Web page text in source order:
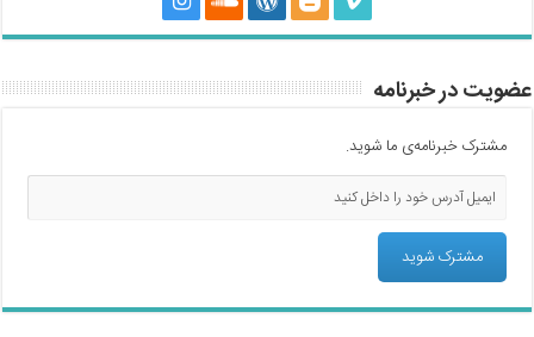
عضویت در خبرنامه
مشترک خبرنامه‌ی ما شوید.